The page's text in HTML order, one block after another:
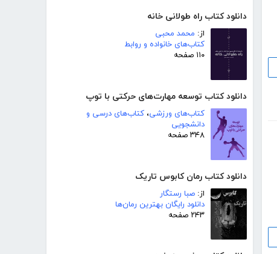
دانلود کتاب راه طولانی خانه
از: محمد محبی
کتاب‌های خانواده و روابط
۱۱۰ صفحه
دانلود کتاب توسعه مهارت‌های حرکتی با توپ
کتاب‌های ورزشی، کتاب‌های درسی و
دانشجویی
۳۴۸ صفحه
دانلود کتاب رمان کابوس تاریک
از: صبا رستگار
دانلود رایگان بهترین رمان‌ها
۲۴۳ صفحه